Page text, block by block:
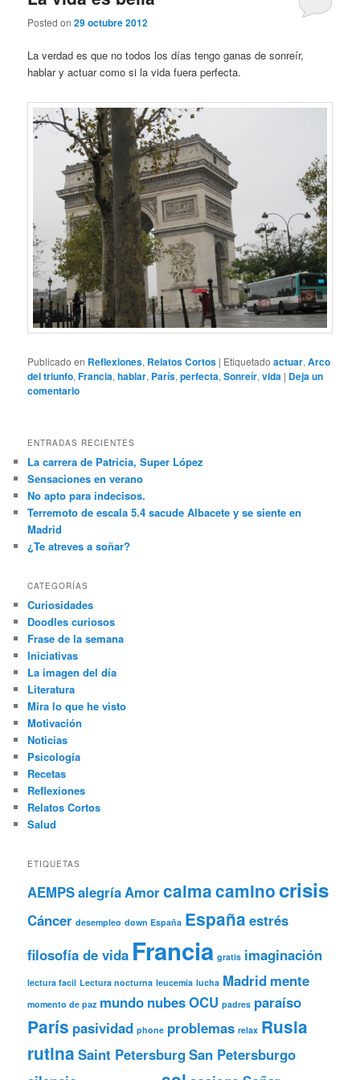
Posted on29 octubre 2012
La verdad es que no todos los días tengo ganas de sonreír,
hablar y actuar como si la vida fuera perfecta.
Publicado en Reflexiones, Relatos Cortos | Etiquetado actuar,Arco
del triunfo,Francia,hablar, París,perfecta,Sonreír,vida | Deja un
comentario
ENTRADAS RECIENTES
La carrera de Patricia, Super López
Sensaciones en verano
No apto para indecisos.
Terremoto de escala 5.4 sacude Albacete y se siente en
Madrid
¿Te atreves a soñar?
CATEGORÍAS
Curiosidades
Doodles curiosos
Frase de la semana
Iniciativas
La imagen del día
Literatura
Mira lo que he visto
Motivación
Noticias
Psicología
Recetas
Reflexiones
Relatos Cortos
Salud
ETIQUETAS
AEMPSalegríaAmorcalmacaminocrisis
Cáncer desempleo down España España estrés
filosofía de vida Francia gratis imaginación
lectura facil Lectura nocturna leucemia lucha Madrid mente
momento de paz mundo nubesOCU padres paraíso
París pasividad phone problemas relax Rusia
rutina Saint Petersburg San Petersburgo